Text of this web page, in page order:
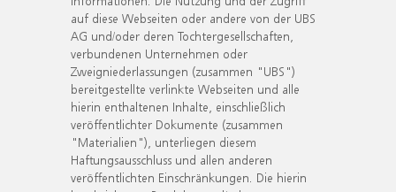
auf diese Webseiten oder andere von der UBS
AG und/oder deren Tochtergesellschaften,
verbundenen Unternehmen oder
Zweigniederlassungen (zusammen "UBS")
bereitgestellte verlinkte Webseiten und alle
hierin enthaltenen Inhalte, einschließlich
veröffentlichter Dokumente (zusammen
"Materialien"), unterliegen diesem
Haftungsausschluss und allen anderen
veröffentlichten Einschränkungen. Die hierin